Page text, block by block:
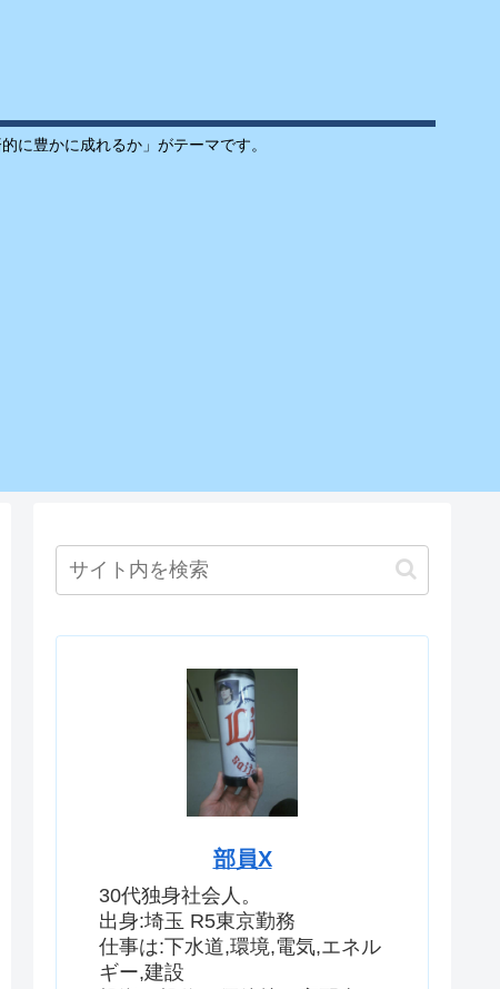
豊かに成れるか」がテーマです。
部員X
30代独身社会人。
出身:埼玉 R5東京勤務
仕事は:下水道,環境,電気,エネル
ギー,建設